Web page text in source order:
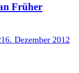
Früher
16. Dezember 2012